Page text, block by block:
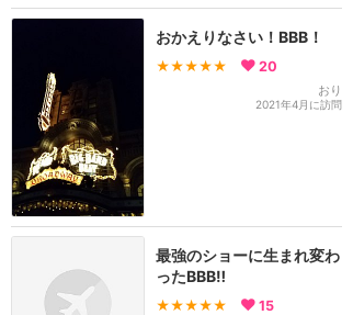
おかえりなさい！BBB！
★★★★★ 20
おり
2021年4月に訪問
最強のショーに生まれ変わ
ったBBB‼︎
★★★★★ 15